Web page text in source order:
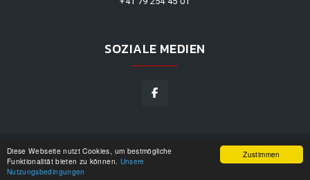
Zustimmen
Diese Webseite nutzt Cookies, um bestmögliche
Funktionalität bieten zu können. Unsere
Nutzungsbedingungen
SOZIALE MEDIEN
SWISSPOOL©2026|DESIGN BY
UNSERE
NUTZUNGSBEDINGUNGEN